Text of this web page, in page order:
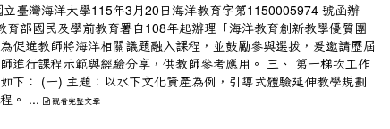
立臺灣海洋大學115年3月20日海洋教育字第1150005974 號函辦
育部國民及學前教育署自108年起辦理「海洋教育創新教學優質團
促進教師將海洋相關議題融入課程，並鼓勵參與選拔，爰邀請歷屆
進行課程示範與經驗分享，供教師參考應用。 三、 第一梯次工作
下： (一) 主題：以水下文化資產為例，引導式體驗延伸教學規劃
。 ...
觀看完整文章